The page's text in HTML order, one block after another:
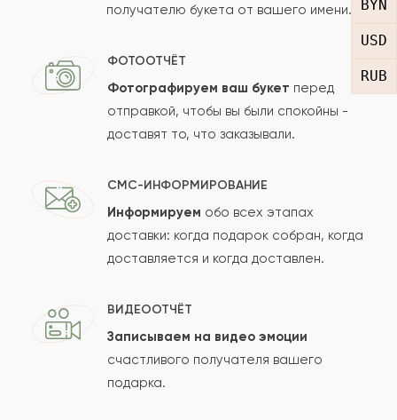
BYN
USD
RUB
Отзыв
Сколько будет
Отзыв будет опубликован после проверки.
Проверяем на спам.
получателю букета от вашего имени.
ФОТООТЧЁТ
Фотографируем ваш букет перед
отправкой, чтобы вы были спокойны -
доставят то, что заказывали.
СМС-ИНФОРМИРОВАНИЕ
Информируем обо всех этапах
доставки: когда подарок собран, когда
доставляется и когда доставлен.
ВИДЕООТЧЁТ
Записываем на видео эмоции
счастливого получателя вашего
подарка.